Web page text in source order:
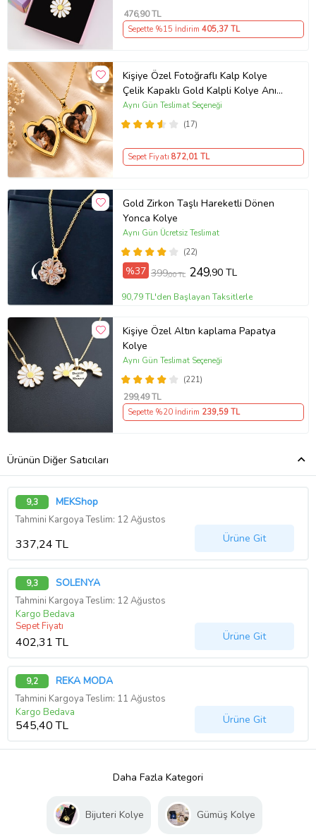
476,90 TL
Sepette %15 İndirim 405,37 TL
Kişiye Özel Fotoğraflı Kalp Kolye
Çelik Kapaklı Gold Kalpli Kolye Anı
Kolyesi Kalp Kolye Resimli Kolye –
Açılır Kapaklı Romantik Gold
(17)
Aynı Gün Teslimat Seçeneği
Sepet Fiyatı 872,01 TL
Gold Zirkon Taşlı Hareketli Dönen
Yonca Kolye
(22)
Aynı Gün Ücretsiz Teslimat
%37 399,00 TL 249,90 TL
90,79 TL'den Başlayan Taksitlerle
Kişiye Özel Altın kaplama Papatya
Kolye
(221)
Aynı Gün Teslimat Seçeneği
299,49 TL
Sepette %20 İndirim 239,59 TL
Ürünün Diğer Satıcıları
9,3 MEKShop
Tahmini Kargoya Teslim: 12 Ağustos
337,24 TL Ürüne Git
9,3 SOLENYA
Tahmini Kargoya Teslim: 12 Ağustos
Kargo Bedava
Sepet Fiyatı
402,31 TL Ürüne Git
9,2 REKA MODA
Tahmini Kargoya Teslim: 11 Ağustos
Kargo Bedava
545,40 TL Ürüne Git
Daha Fazla Kategori
Bijuteri Kolye Gümüş Kolye